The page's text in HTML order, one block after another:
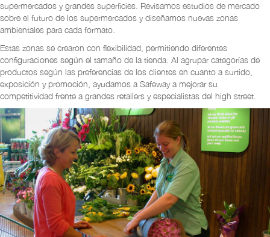
supermercados y grandes superficies. Revisamos estudios de mercado
sobre el futuro de los supermercados y diseñamos nuevas zonas
ambientales para cada formato.
Estas zonas se crearon con flexibilidad, permitiendo diferentes
configuraciones según el tamaño de la tienda. Al agrupar categorías de
productos según las preferencias de los clientes en cuanto a surtido,
exposición y promoción, ayudamos a Safeway a mejorar su
competitividad frente a grandes retailers y especialistas del high street.